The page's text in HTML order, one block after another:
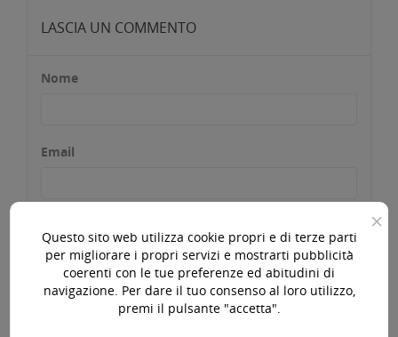
LASCIA UN COMMENTO
Nome
Email
Commento
×
Questo sito web utilizza cookie propri e di terze parti
per migliorare i propri servizi e mostrarti pubblicità
coerenti con le tue preferenze ed abitudini di
navigazione. Per dare il tuo consenso al loro utilizzo,
premi il pulsante "accetta".